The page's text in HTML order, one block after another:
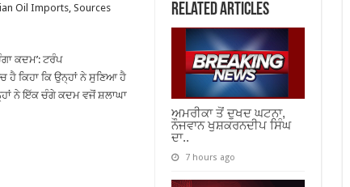
Related Articles
ਅਮਰੀਕਾ ਤੋਂ ਦੁਖਦ ਘਟਨਾ,
ਨੌਜਵਾਨ ਖੁਸ਼ਕਰਨਦੀਪ ਸਿੰਘ
ਦਾ..
7 hours ago
Oil Imports, Sources
ਕਦਮ’: ਟਰੰਪ
ਹੈ ਕਿਹਾ ਕਿ ਉਨ੍ਹਾਂ ਨੇ ਸੁਣਿਆ ਹੈ
ਨੇ ਇੱਕ ਚੰਗੇ ਕਦਮ ਵਜੋਂ ਸ਼ਲਾਘਾ